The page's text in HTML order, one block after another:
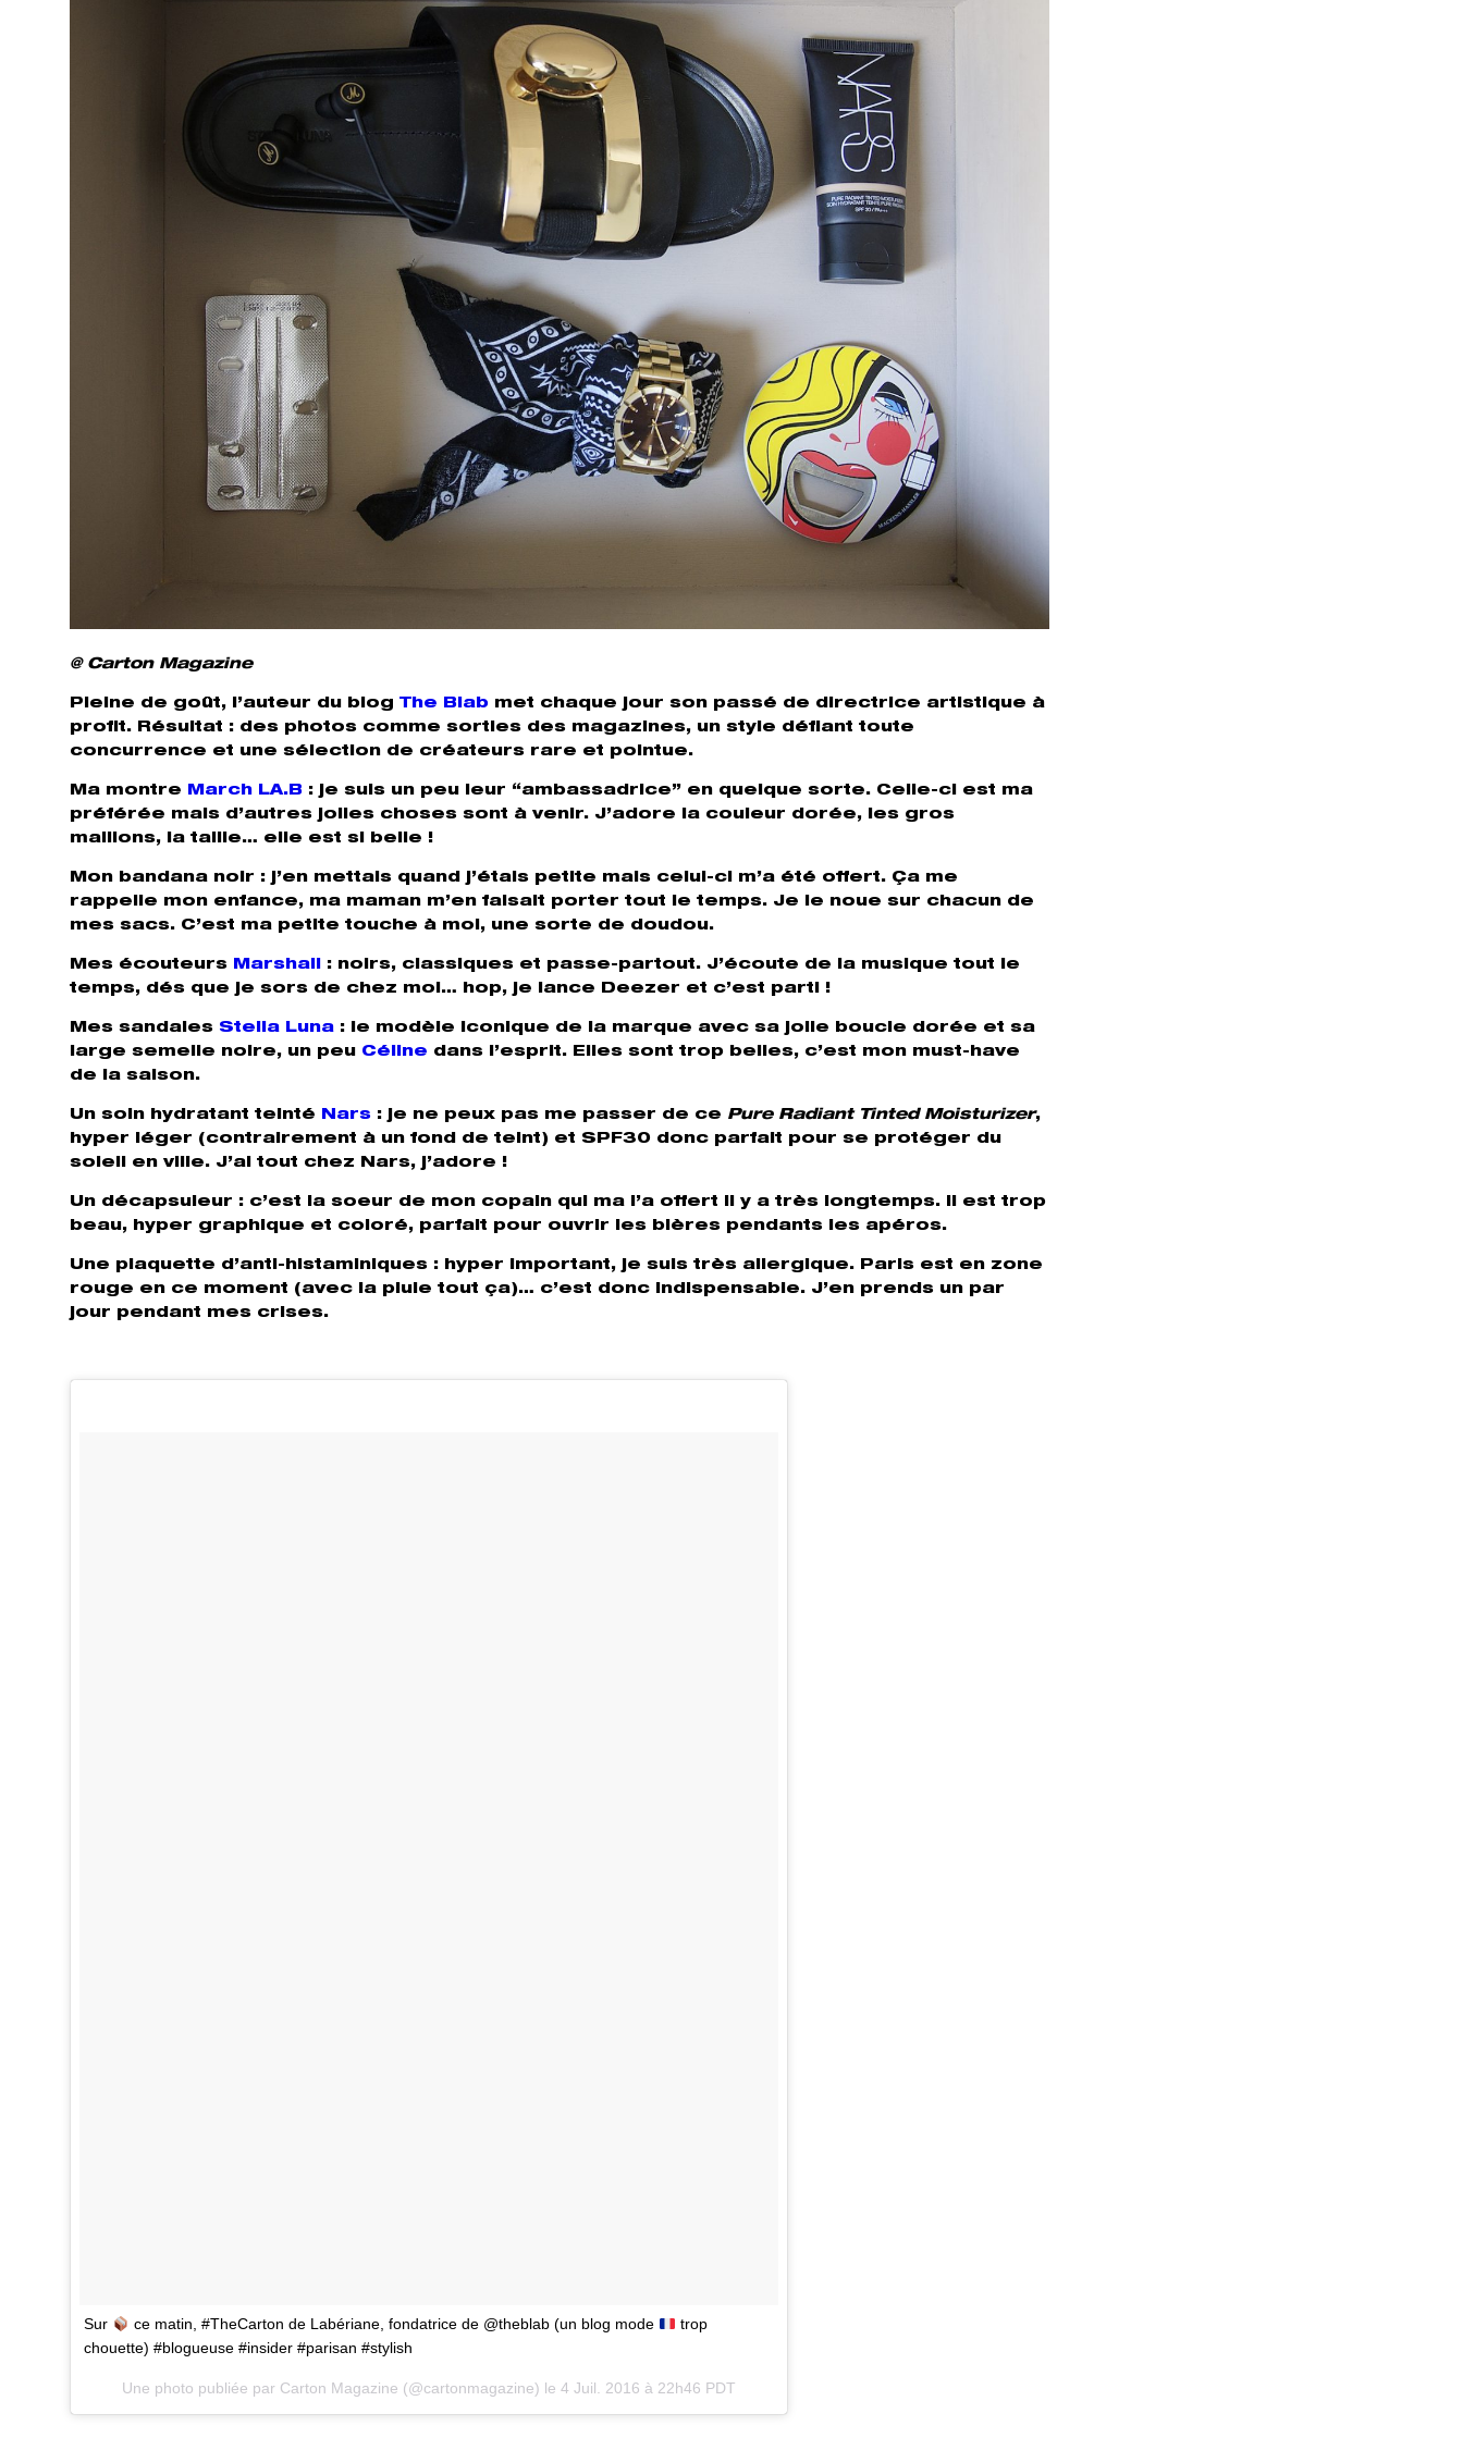
@ Carton Magazine
Pleine de goût, l’auteur du blog The Blab met chaque jour son passé de directrice artistique à
profit. Résultat : des photos comme sorties des magazines, un style défiant toute
concurrence et une sélection de créateurs rare et pointue.
Ma montre March LA.B : je suis un peu leur “ambassadrice” en quelque sorte. Celle-ci est ma
préférée mais d’autres jolies choses sont à venir. J’adore la couleur dorée, les gros
maillons, la taille… elle est si belle !
Mon bandana noir : j’en mettais quand j’étais petite mais celui-ci m’a été offert. Ça me
rappelle mon enfance, ma maman m’en faisait porter tout le temps. Je le noue sur chacun de
mes sacs. C’est ma petite touche à moi, une sorte de doudou.
Mes écouteurs Marshall : noirs, classiques et passe-partout. J’écoute de la musique tout le
temps, dés que je sors de chez moi… hop, je lance Deezer et c’est parti !
Mes sandales Stella Luna : le modèle iconique de la marque avec sa jolie boucle dorée et sa
large semelle noire, un peu Céline dans l’esprit. Elles sont trop belles, c’est mon must-have
de la saison.
Un soin hydratant teinté Nars : je ne peux pas me passer de ce Pure Radiant Tinted Moisturizer,
hyper léger (contrairement à un fond de teint) et SPF30 donc parfait pour se protéger du
soleil en ville. J’ai tout chez Nars, j’adore !
Un décapsuleur : c’est la soeur de mon copain qui ma l’a offert il y a très longtemps. Il est trop
beau, hyper graphique et coloré, parfait pour ouvrir les bières pendants les apéros.
Une plaquette d’anti-histaminiques : hyper important, je suis très allergique. Paris est en zone
rouge en ce moment (avec la pluie tout ça)… c’est donc indispensable. J’en prends un par
jour pendant mes crises.
Sur ce matin, #TheCarton de Labériane, fondatrice de @theblab (un blog mode
trop
chouette) #blogueuse #insider #parisan #stylish
Une photo publiée par Carton Magazine (@cartonmagazine) le 4 Juil. 2016 à 22h46 PDT